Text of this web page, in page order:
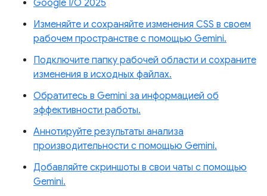
Google I/O 2025
Изменяйте и сохраняйте изменения CSS в своем
рабочем пространстве с помощью Gemini.
Подключите папку рабочей области и сохраните
изменения в исходных файлах.
Обратитесь в Gemini за информацией об
эффективности работы.
Аннотируйте результаты анализа
производительности с помощью Gemini.
Добавляйте скриншоты в свои чаты с помощью
Gemini.